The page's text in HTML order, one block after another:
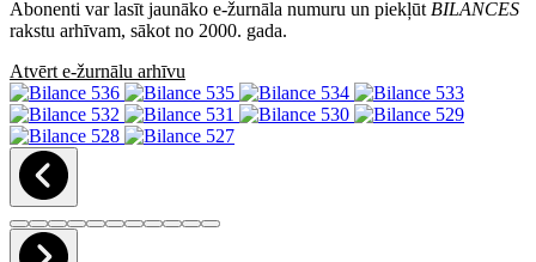
Abonenti var lasīt jaunāko e-žurnāla numuru un piekļūtBILANCES
rakstu arhīvam, sākot no 2000. gada.
Atvērt e-žurnālu arhīvu